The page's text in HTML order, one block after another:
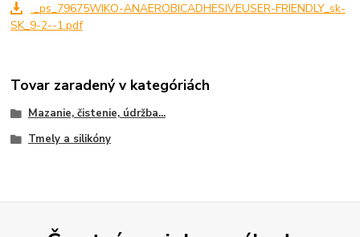
_ps_79675WIKO-ANAEROBICADHESIVEUSER-FRIENDLY_sk-
SK_9-2--1.pdf
Tovar zaradený v kategóriách
Mazanie, čistenie, údržba...
Tmely a silikóny